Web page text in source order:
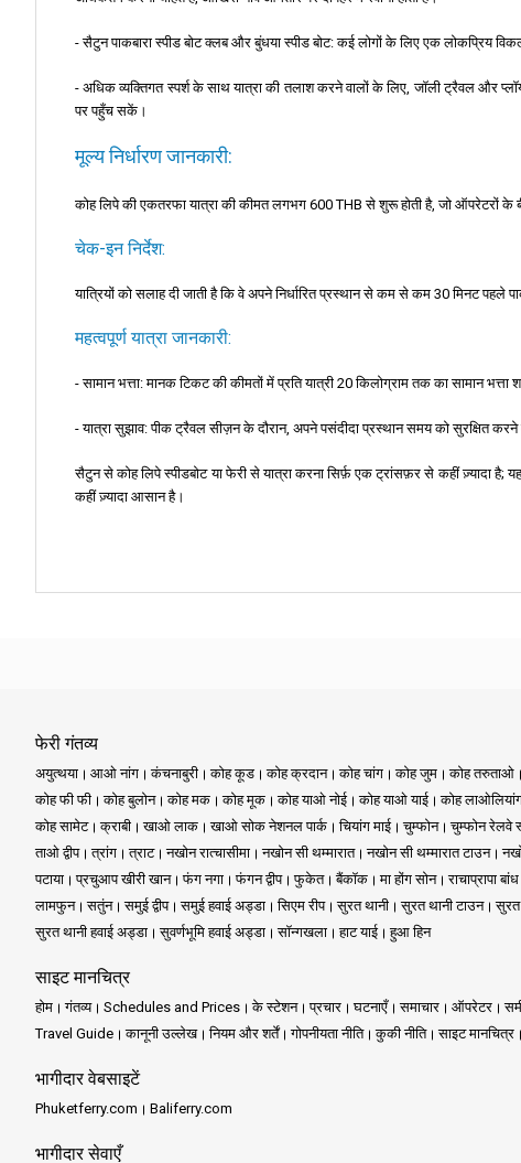
- सैटुन पाकबारा स्पीड बोट क्लब और बुंधया स्पीड बोट: कई लोगों के लिए एक लोकप्रिय
- अधिक व्यक्तिगत स्पर्श के साथ यात्रा की तलाश करने वालों के लिए, जॉली ट्रैवल और
पर पहुँच सकें।
मूल्य निर्धारण जानकारी:
कोह लिपे की एकतरफा यात्रा की कीमत लगभग 600 THB से शुरू होती है, जो ऑपरेटरों के
चेक-इन निर्देश:
यात्रियों को सलाह दी जाती है कि वे अपने निर्धारित प्रस्थान से कम से कम 30 मिनट
महत्वपूर्ण यात्रा जानकारी:
- सामान भत्ता: मानक टिकट की कीमतों में प्रति यात्री 20 किलोग्राम तक का सामान
- यात्रा सुझाव: पीक ट्रैवल सीज़न के दौरान, अपने पसंदीदा प्रस्थान समय को सुरक्षित
सैटुन से कोह लिपे स्पीडबोट या फेरी से यात्रा करना सिर्फ़ एक ट्रांसफ़र से कहीं ज़्यादा
कहीं ज़्यादा आसान है।
फेरी गंतव्य
अयुत्थया आओ नांग कंचनाबुरी कोह कूड कोह क्रदान कोह चांग कोह जुम कोह तरुताओ
कोह फी फी
कोह बुलोन कोह मक कोह मूक कोह याओ नोई कोह याओ याई कोह
कोह सामेट
क्राबी खाओ लाक खाओ सोक नेशनल पार्क चियांग माई चुम्फोन चुम्फोन रेलवे
ताओ द्वीप
त्रांग त्राट नखोन रात्चासीमा नखोन सी थम्मारात नखोन सी थम्मारात टाउन
पटाया
प्रचुआप खीरी खान फंग नगा फंगन द्वीप फुकेत बैंकॉक मा होंग सोन राचाप्रापा बांध
लामफुन
सतुंन समुई द्वीप समुई हवाई अड्डा सिएम रीप सुरत थानी सुरत थानी टाउन
सुरत
सुरत थानी हवाई अड्डा
सुवर्णभूमि हवाई अड्डा सॉन्गखला हाट याई हुआ हिन
साइट मानचित्र
होम गंतव्य Schedules and Prices के स्टेशन प्रचार घटनाएँ समाचार ऑपरेटर
Travel Guide
कानूनी उल्लेख नियम और शर्तें गोपनीयता नीति कुकी नीति साइट मानचित्र
भागीदार वेबसाइटें
Phuketferry.com Baliferry.com
भागीदार सेवाएँ